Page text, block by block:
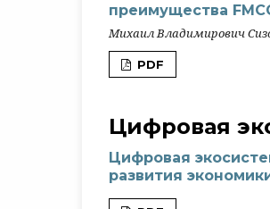
преимущества
Михаил Владимирович
PDF
Цифровая
Цифровая
развития